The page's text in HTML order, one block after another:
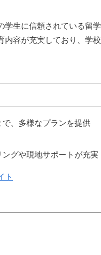
学生に信頼されている留
容が充実しており、学
で、多様なプランを提供
ングや現地サポートが充実
ト